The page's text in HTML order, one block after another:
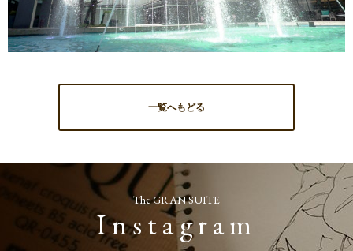
一覧へもどる
The GRAN SUITE
Instagram